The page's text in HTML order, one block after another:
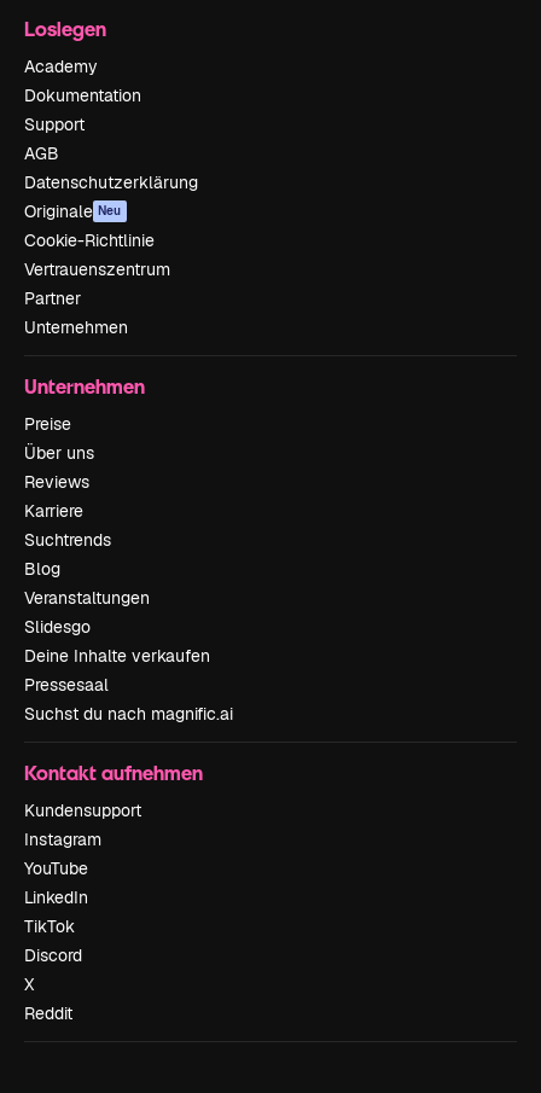
Loslegen
Academy
Dokumentation
Support
AGB
Datenschutzerklärung
Originale Neu
Cookie-Richtlinie
Vertrauenszentrum
Partner
Unternehmen
Unternehmen
Preise
Über uns
Reviews
Karriere
Suchtrends
Blog
Veranstaltungen
Slidesgo
Deine Inhalte verkaufen
Pressesaal
Suchst du nach magnific.ai
Kontakt aufnehmen
Kundensupport
Instagram
YouTube
LinkedIn
TikTok
Discord
X
Reddit